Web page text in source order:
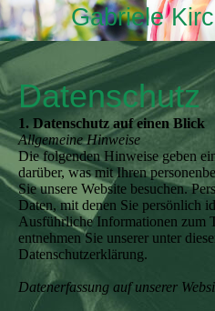
Gabriele
Datenschutz
1. Datenschutz auf einen Blick
Allgemeine Hinweise
Die folgenden Hinweise geben
darüber, was mit Ihren
Sie unsere Website besuchen.
Daten, mit denen Sie persönlich
Ausführliche Informationen zum
entnehmen Sie unserer unter
Datenschutzerklärung.
Datenerfassung auf unserer